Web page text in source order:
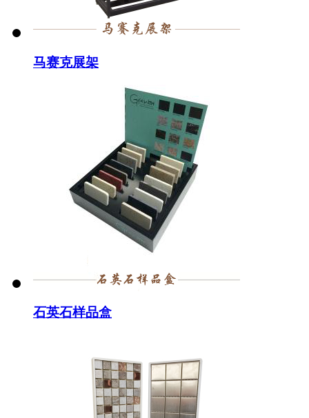
马赛克展架
石英石样品盒